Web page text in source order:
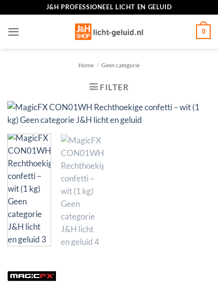
inhoud
J&H PROFESSIONEEL LICHT EN GELUID
0
Home / Geen categorie
FILTER